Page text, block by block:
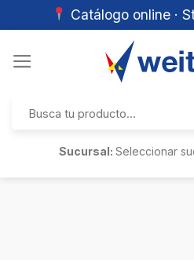
Catálogo online ·
por:
Sucursal:Seleccionar